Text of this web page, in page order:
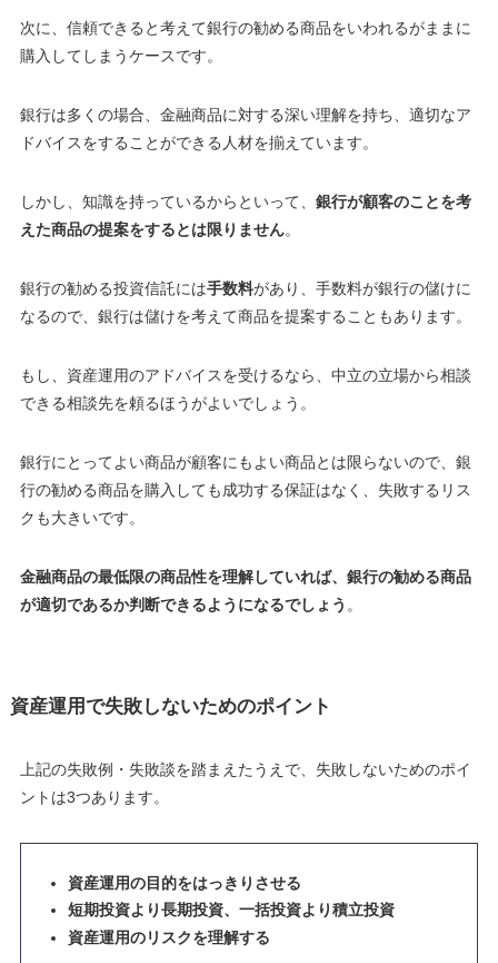
次に、信頼できると考えて銀行の勧める商品をいわれるがままに
購入してしまうケースです。
銀行は多くの場合、金融商品に対する深い理解を持ち、 適切なア
ドバイスをすることができる人材を揃えています。
しかし、知識を持っているからといって、 銀行が顧客のことを考
えた商品の提案をするとは限りません。
銀行の勧める投資信託には手数料があり、手数料が銀行の儲けに
なるので、銀行は儲けを考えて商品を提案することもあります。
もし、資産運用のアドバイスを受けるなら、中立の立場から相談
できる相談先を頼るほうがよいでしょう。
銀行にとってよい商品が顧客にもよい商品とは限らないので、 銀
行の勧める商品を購入しても成功する保証はなく、失敗するリス
クも大きいです。
金融商品の最低限の商品性を理解していれば、銀行の勧める商品
が適切であるか判断できるようになるでしょう 。
資産運用で失敗しないためのポイント
上記の失敗例・失敗談を踏まえたうえで、失敗しないためのポイ
ントは3つあります。
資産運用の目的をはっきりさせる
短期投資より長期投資、一括投資より積立投資
資産運用のリスクを理解する